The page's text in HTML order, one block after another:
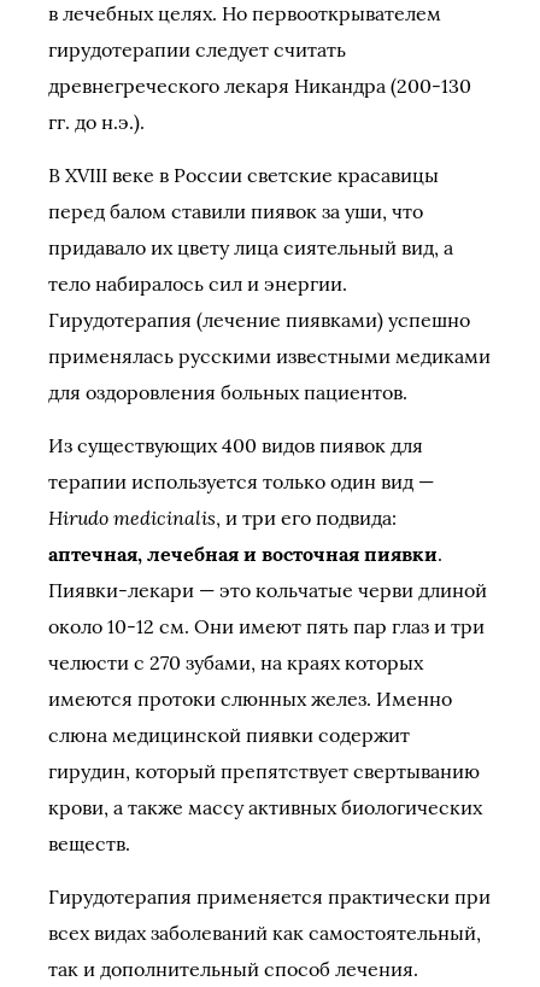
в лечебных целях. Но первооткрывателем
гирудотерапии следует считать
древнегреческого лекаря Никандра (200-130
гг. до н.э.).
В XVIII веке в России светские красавицы
перед балом ставили пиявок за уши, что
придавало их цвету лица сиятельный вид, а
тело набиралось сил и энергии.
Гирудотерапия (лечение пиявками) успешно
применялась русскими известными медиками
для оздоровления больных пациентов.
Из существующих 400 видов пиявок для
терапии используется только один вид —
Hirudo medicinalis, и три его подвида:
аптечная, лечебная и восточная пиявки.
Пиявки-лекари — это кольчатые черви длиной
около 10-12 см. Они имеют пять пар глаз и три
челюсти с 270 зубами, на краях которых
имеются протоки слюнных желез. Именно
слюна медицинской пиявки содержит
гирудин, который препятствует свертыванию
крови, а также массу активных биологических
веществ.
Гирудотерапия применяется практически при
всех видах заболеваний как самостоятельный,
так и дополнительный способ лечения.